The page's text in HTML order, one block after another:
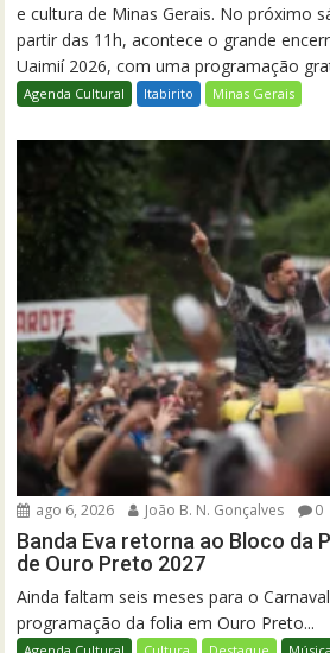
e cultura de Minas Gerais. No próximo
partir das 11h, acontece o grande
Uaimií 2026, com uma programação
Agenda Cultural Itabirito Minas Gerais
ago 6, 2026 João B. N. Gonçalves 0
Banda Eva retorna ao Bloco da
de Ouro Preto 2027
Ainda faltam seis meses para o
programação da folia em Ouro Preto...